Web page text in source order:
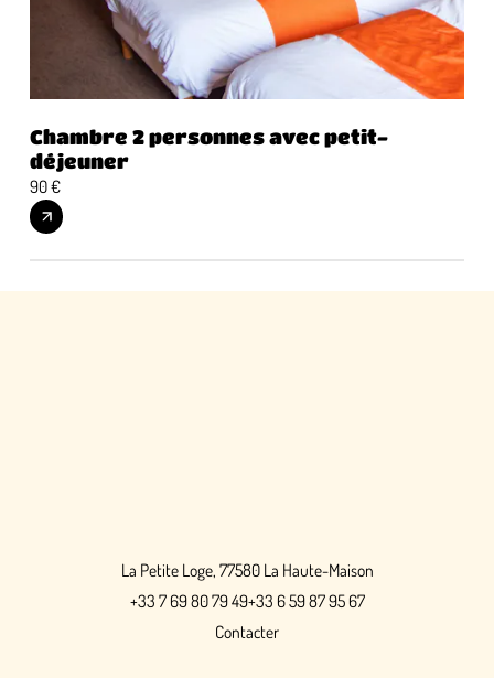
Chambre 2 personnes avec petit-
déjeuner
90 €
La Petite Loge, 77580 La Haute-Maison
+33 7 69 80 79 49+33 6 59 87 95 67
Contacter